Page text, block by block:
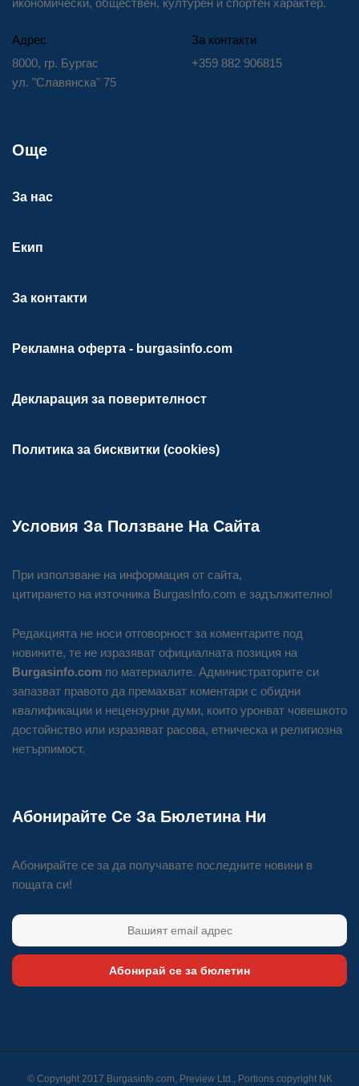
Адрес
8000, гр. Бургас
ул. "Славянска" 75
За контакти
+359 882 906815
Още
За нас
Екип
За контакти
Рекламна оферта - burgasinfo.com
Декларация за поверителност
Политика за бисквитки (cookies)
Условия За Ползване На Сайта
При използване на информация от сайта,
цитирането на източника BurgasInfo.com е задължително!
Редакцията не носи отговорност за коментарите под
новините, те не изразяват официалната позиция на
Burgasinfo.com по материалите. Администраторите си
запазват правото да премахват коментари с обидни
квалификации и нецензурни думи, които уронват човешкото
достойнство или изразяват расова, етническа и религиозна
нетърпимост.
Абонирайте Се За Бюлетина Ни
Абонирайте се за да получавате последните новини в
пощата си!
Абонирай се за бюлетин
© Copyright 2017 Burgasinfo.com, Preview Ltd., Portions copyright NK